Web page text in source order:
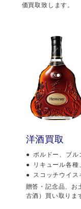
価買取致します。
洋酒買取
ボルドー、ブル
リキュール各
スコッチウイ
贈答・記念品、お
古酒）買い取りま